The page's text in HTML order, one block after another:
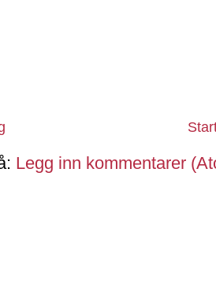
Legg inn kommentarer